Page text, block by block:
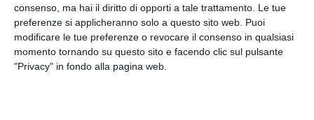
consenso, ma hai il diritto di opporti a tale trattamento. Le tue
preferenze si applicheranno solo a questo sito web. Puoi
modificare le tue preferenze o revocare il consenso in qualsiasi
momento tornando su questo sito e facendo clic sul pulsante
"Privacy" in fondo alla pagina web.
EVENTI
Lecce, inaugurata la nuova sede